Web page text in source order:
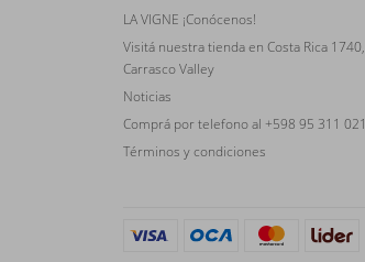
LA VIGNE ¡Conócenos!
Visitá nuestra tienda en Costa Rica 1740,
Carrasco Valley
Noticias
Comprá por telefono al +598 95 311 021
Términos y condiciones